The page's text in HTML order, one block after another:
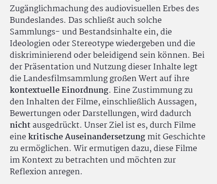
Zugänglichmachung des audiovisuellen Erbes des
Bundeslandes. Das schließt auch solche
Sammlungs- und Bestandsinhalte ein, die
Ideologien oder Stereotype wiedergeben und die
diskriminierend oder beleidigend sein können. Bei
der Präsentation und Nutzung dieser Inhalte legt
die Landesfilmsammlung großen Wert auf ihre
kontextuelle Einordnung. Eine Zustimmung zu
den Inhalten der Filme, einschließlich Aussagen,
Bewertungen oder Darstellungen, wird dadurch
nichtausgedrückt. Unser Ziel ist es, durch Filme
einekritische Auseinandersetzungmit Geschichte
zu ermöglichen. Wir ermutigen dazu, diese Filme
im Kontext zu betrachten und möchten zur
Reflexion anregen.